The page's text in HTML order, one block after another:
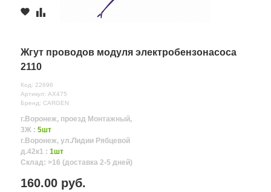
Жгут проводов модуля электробензонасоса
2110
Код: 22696
Артикул: AX475
Бренд: CARGEN
г.Воронеж, проезд Монтажный,
3Ж : 5шт
г.Воронеж, ул.Лидии Рябцевой
д.42к1 : 1шт
Склад: >16 (доставка 2-5 дней)
160.00 руб.